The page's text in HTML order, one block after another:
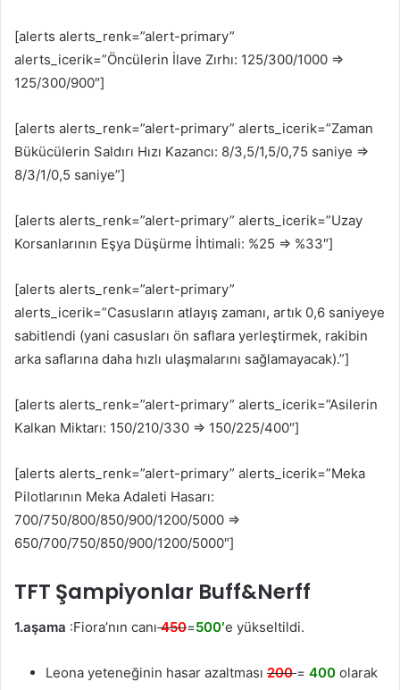
[alerts alerts_renk=”alert-primary”
alerts_icerik=”Öncülerin İlave Zırhı: 125/300/1000 ⇒
125/300/900″]
[alerts alerts_renk=”alert-primary” alerts_icerik=”Zaman
Bükücülerin Saldırı Hızı Kazancı: 8/3,5/1,5/0,75 saniye ⇒
8/3/1/0,5 saniye”]
[alerts alerts_renk=”alert-primary” alerts_icerik=”Uzay
Korsanlarının Eşya Düşürme İhtimali: %25 ⇒ %33″]
[alerts alerts_renk=”alert-primary”
alerts_icerik=”Casusların atlayış zamanı, artık 0,6 saniyeye
sabitlendi (yani casusları ön saflara yerleştirmek, rakibin
arka saflarına daha hızlı ulaşmalarını sağlamayacak).”]
[alerts alerts_renk=”alert-primary” alerts_icerik=”Asilerin
Kalkan Miktarı: 150/210/330 ⇒ 150/225/400″]
[alerts alerts_renk=”alert-primary” alerts_icerik=”Meka
Pilotlarının Meka Adaleti Hasarı:
700/750/800/850/900/1200/5000 ⇒
650/700/750/850/900/1200/5000″]
TFT Şampiyonlar Buff&Nerff
1.aşama :Fiora’nın canı450=500′e yükseltildi.
Leona yeteneğinin hasar azaltması 200 = 400 olarak